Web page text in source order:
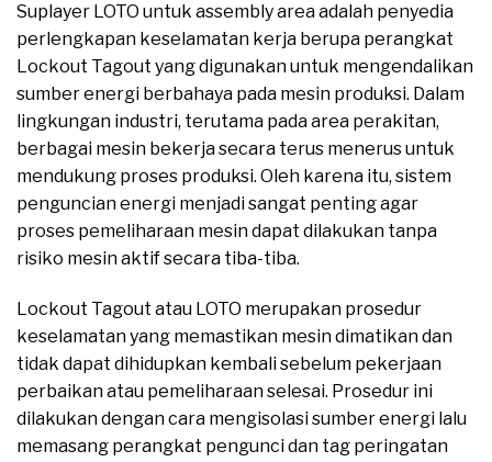
Suplayer LOTO untuk assembly area adalah penyedia
perlengkapan keselamatan kerja berupa perangkat
Lockout Tagout yang digunakan untuk mengendalikan
sumber energi berbahaya pada mesin produksi. Dalam
lingkungan industri, terutama pada area perakitan,
berbagai mesin bekerja secara terus menerus untuk
mendukung proses produksi. Oleh karena itu, sistem
penguncian energi menjadi sangat penting agar
proses pemeliharaan mesin dapat dilakukan tanpa
risiko mesin aktif secara tiba-tiba.
Lockout Tagout atau LOTO merupakan prosedur
keselamatan yang memastikan mesin dimatikan dan
tidak dapat dihidupkan kembali sebelum pekerjaan
perbaikan atau pemeliharaan selesai. Prosedur ini
dilakukan dengan cara mengisolasi sumber energi lalu
memasang perangkat pengunci dan tag peringatan